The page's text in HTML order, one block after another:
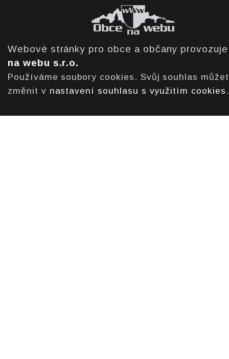
Webové stránky pro obce a občany
na webu s.r.o.
Používáme soubory cookies. Svůj souhlas
změnit v nastavení souhlasu s využitím cookies .